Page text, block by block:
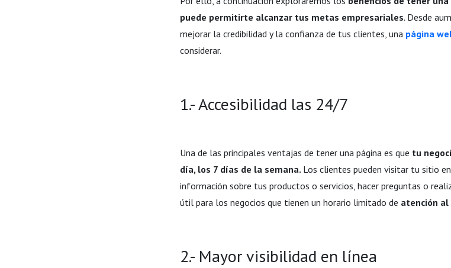
puede permitirte alcanzar tus metas empresariales. Desde
mejorar la credibilidad y la confianza de tus clientes, una página
considerar.
1.- Accesibilidad las 24/7
Una de las principales ventajas de tener una página es que tu
día, los 7 días de la semana. Los clientes pueden visitar tu sitio
información sobre tus productos o servicios, hacer preguntas o
útil para los negocios que tienen un horario limitado de atención
2.- Mayor visibilidad en línea